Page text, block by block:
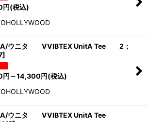
円(税込)
ウニタ VVIBTEX UnitA Tee 2；
]
円 ～14,300円(税込)
ウニタ VVIBTEX UnitA Tee